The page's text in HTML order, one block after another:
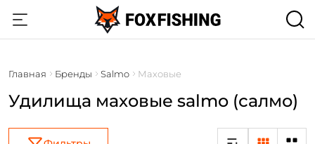
Главная Бренды Salmo Маховые
Удилища маховые salmo (салмо)